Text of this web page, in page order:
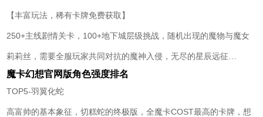
【丰富玩法，稀有卡牌免费获取】
250+主线剧情关卡，100+地下城层级挑战，随机出现的魔物与魔女
莉莉丝，需要全服玩家共同对抗的魔神入侵，无尽的星辰远征…
魔卡幻想官网版角色强度排名
TOP5-羽翼化蛇
高富帅的基本象征，切糕蛇的终极版，全魔卡COST最高的卡牌，想